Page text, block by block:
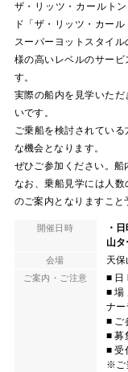
ザ・リッツ・カールト
ド「ザ・リッツ・カー
スーパーヨットスタイ
様の高いレベルのサー
す。
実際の船内を見学いた
いです。
ご乗船を検討されてい
な機会となります。
ぜひご参加ください。船
なお、乗船見学には人
のご案内となりますこと
開催日時
・
山
会場 天
ご案内・ご注意
■ 日
■ 場
ナー
■ ご
■
■ 受
※ご